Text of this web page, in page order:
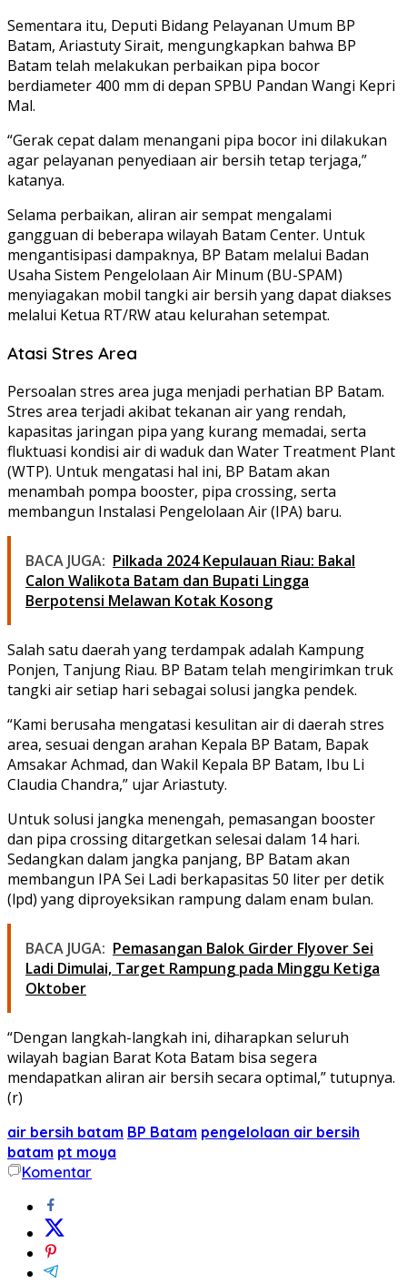
Sementara itu, Deputi Bidang Pelayanan Umum BP
Batam, Ariastuty Sirait, mengungkapkan bahwa BP
Batam telah melakukan perbaikan pipa bocor
berdiameter 400 mm di depan SPBU Pandan Wangi Kepri
Mal.
“Gerak cepat dalam menangani pipa bocor ini dilakukan
agar pelayanan penyediaan air bersih tetap terjaga,”
katanya.
Selama perbaikan, aliran air sempat mengalami
gangguan di beberapa wilayah Batam Center. Untuk
mengantisipasi dampaknya, BP Batam melalui Badan
Usaha Sistem Pengelolaan Air Minum (BU-SPAM)
menyiagakan mobil tangki air bersih yang dapat diakses
melalui Ketua RT/RW atau kelurahan setempat.
Atasi Stres Area
Persoalan stres area juga menjadi perhatian BP Batam.
Stres area terjadi akibat tekanan air yang rendah,
kapasitas jaringan pipa yang kurang memadai, serta
fluktuasi kondisi air di waduk dan Water Treatment Plant
(WTP). Untuk mengatasi hal ini, BP Batam akan
menambah pompa booster, pipa crossing, serta
membangun Instalasi Pengelolaan Air (IPA) baru.
BACA JUGA: Pilkada 2024 Kepulauan Riau: Bakal
Calon Walikota Batam dan Bupati Lingga
Berpotensi Melawan Kotak Kosong
Salah satu daerah yang terdampak adalah Kampung
Ponjen, Tanjung Riau. BP Batam telah mengirimkan truk
tangki air setiap hari sebagai solusi jangka pendek.
“Kami berusaha mengatasi kesulitan air di daerah stres
area, sesuai dengan arahan Kepala BP Batam, Bapak
Amsakar Achmad, dan Wakil Kepala BP Batam, Ibu Li
Claudia Chandra,” ujar Ariastuty.
Untuk solusi jangka menengah, pemasangan booster
dan pipa crossing ditargetkan selesai dalam 14 hari.
Sedangkan dalam jangka panjang, BP Batam akan
membangun IPA Sei Ladi berkapasitas 50 liter per detik
(lpd) yang diproyeksikan rampung dalam enam bulan.
BACA JUGA: Pemasangan Balok Girder Flyover Sei
Ladi Dimulai, Target Rampung pada Minggu Ketiga
Oktober
“Dengan langkah-langkah ini, diharapkan seluruh
wilayah bagian Barat Kota Batam bisa segera
mendapatkan aliran air bersih secara optimal,” tutupnya.
(r)
air bersih batam BP Batam pengelolaan air bersih
batam pt moya
Komentar